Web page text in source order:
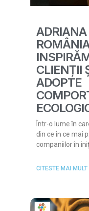
CLIENȚII
ADOPTE
Într-o lume în
din ce în ce mai
companiilor în
CITESTE MAI MULT